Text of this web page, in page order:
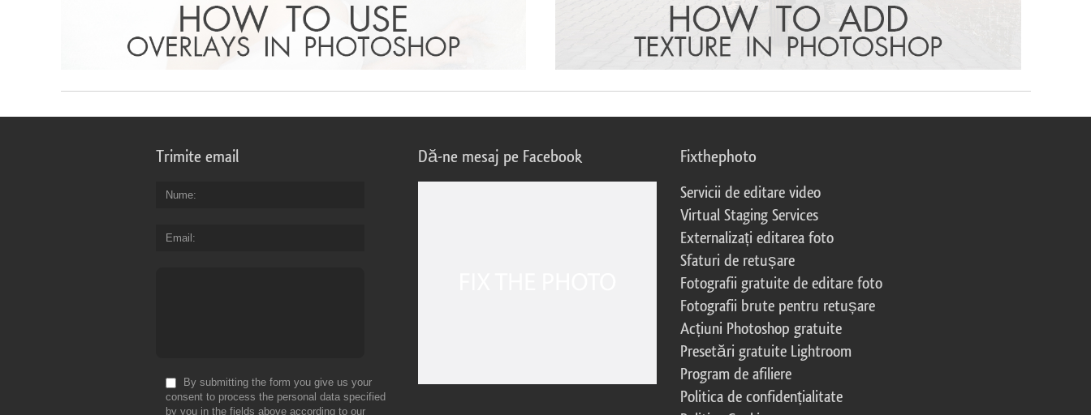
Trimite email
Nume
Email
By submitting the form you give us your
consent to process the personal data specified
by you in the fields above according to our
Dă-ne mesaj pe Facebook Fixthephoto
Servicii de editare video
Virtual Staging Services
Externalizați editarea foto
Sfaturi de retușare
Fotografii gratuite de editare foto
Fotografii brute pentru retușare
Acțiuni Photoshop gratuite
Presetări gratuite Lightroom
Program de afiliere
Politica de confidențialitate